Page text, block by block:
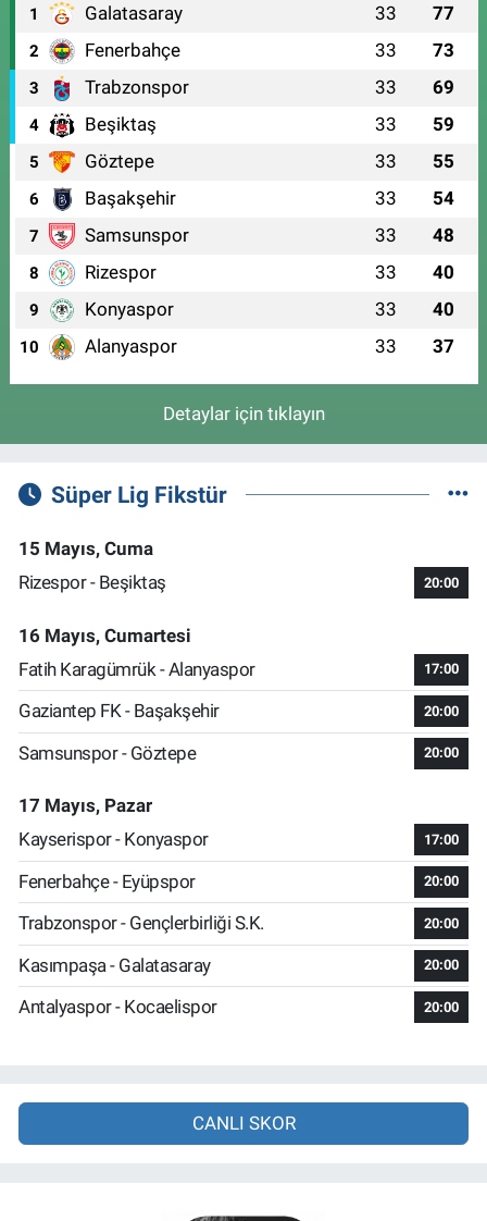
1 Galatasaray 33 77
2 Fenerbahçe 33 73
3 Trabzonspor 33 69
4 Beşiktaş 33 59
5 Göztepe 33 55
6 Başakşehir 33 54
7 Samsunspor 33 48
8 Rizespor 33 40
9 Konyaspor 33 40
10 Alanyaspor 33 37
Detaylar için tıklayın
Süper Lig Fikstür
15 Mayıs, Cuma
Rizespor - Beşiktaş
20:00
16 Mayıs, Cumartesi
Fatih Karagümrük - Alanyaspor
17:00
Gaziantep FK - Başakşehir 20:00
Samsunspor - Göztepe 20:00
17 Mayıs, Pazar
Kayserispor - Konyaspor
17:00
Fenerbahçe - Eyüpspor 20:00
Trabzonspor - Gençlerbirliği S.K. 20:00
Kasımpaşa - Galatasaray 20:00
Antalyaspor - Kocaelispor 20:00
CANLI SKOR